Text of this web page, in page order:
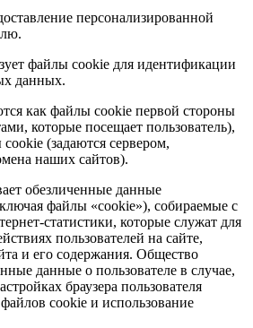
персонализированной
файлы cookie для идентификации
данных.
как файлы cookie первой стороны
которые посещает пользователь),
(задаются сервером,
наших сайтов).
обезличенные данные
файлы «cookie»), собираемые с
статистики, которые служат для
пользователей на сайте,
и его содержания. Общество
данные о пользователе в случае,
браузера пользователя
cookie и использование